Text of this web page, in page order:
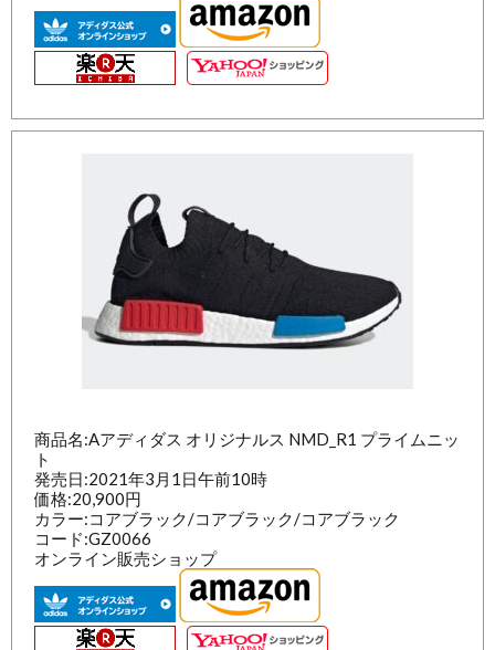
商品名:Aアディダス オリジナルス NMD_R1 プライムニッ
ト
発売日:2021年3月1日午前10時
価格:20,900円
カラー:コアブラック/コアブラック/コアブラック
コード:GZ0066
オンライン販売ショップ